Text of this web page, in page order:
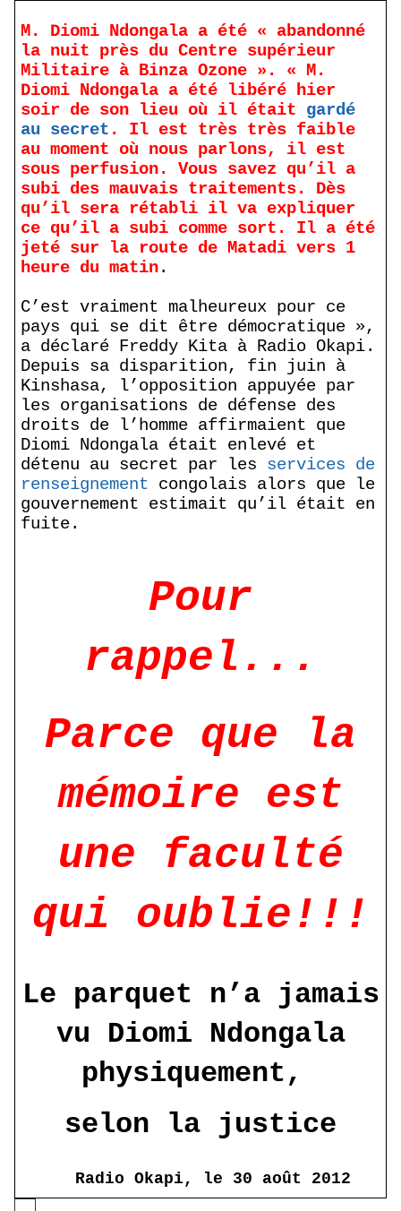
M. Diomi Ndongala a été « abandonné
la nuit près du Centre supérieur
Militaire à Binza Ozone ». « M.
Diomi Ndongala a été libéré hier
soir de son lieu où il était gardé
au secret . Il est très très faible
au moment où nous parlons, il est
sous perfusion. Vous savez qu’il a
subi des mauvais traitements. Dès
qu’il sera rétabli il va expliquer
ce qu’il a subi comme sort. Il a été
jeté sur la route de Matadi vers 1
heure du matin.
C’est vraiment malheureux pour ce
pays qui se dit être démocratique »,
a déclaré Freddy Kita à Radio Okapi.
Depuis sa disparition, fin juin à
Kinshasa, l’opposition appuyée par
les organisations de défense des
droits de l’homme affirmaient que
Diomi Ndongala était enlevé et
détenu au secret par les services de
renseignement congolais alors que le
gouvernement estimait qu’il était en
fuite.
Pour
rappel...
Parce que la
mémoire est
une faculté
qui oublie!!!
Le parquet n’a jamais
vu Diomi Ndongala
physiquement,
selon la justice
Radio Okapi, le 30 août 2012